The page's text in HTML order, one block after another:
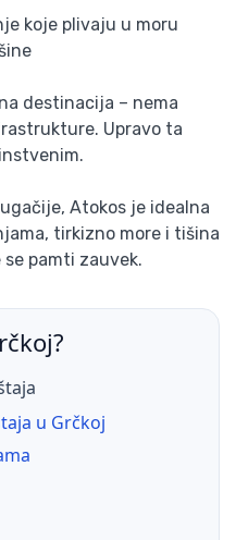
koje plivaju u moru
destinacija – nema
Upravo ta
Atokos je idealna
tirkizno more i tišina
pamti zauvek.
u Grčkoj